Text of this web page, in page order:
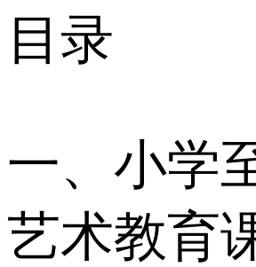
目录
一、小学
艺术教育